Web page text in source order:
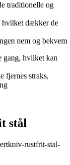
traditionelle og
hvilket dækker de
nem og bekvem
gang, hvilket kan
fjernes straks,
stål
rustfrit-stal-